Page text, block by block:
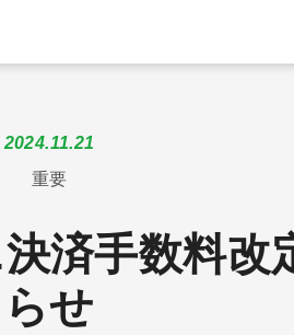
2024.11.21
重要
決済手数料改
らせ